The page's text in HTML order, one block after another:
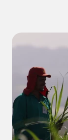
Saúde e
Código de
Dúvidas